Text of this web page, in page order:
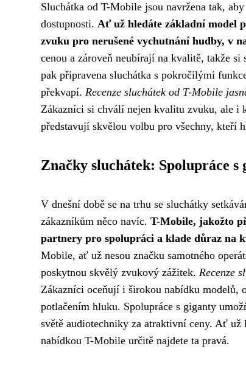
Sluchátka od T-Mobile jsou navržena tak,
dostupnosti. Ať už hledáte základní model
zvuku pro nerušené vychutnání hudby, v
cenou a zároveň neubírají na kvalitě, takže
pak připravena sluchátka s pokročilými
překvapí. Recenze sluchátek od T-Mobile
Zákazníci si chválí nejen kvalitu zvuku, ale i
představují skvělou volbu pro všechny, kteří
Značky sluchátek: Spolupráce s
V dnešní době se na trhu se sluchátky
zákazníkům něco navíc. T-Mobile, jakožto
partnery pro spolupráci a klade důraz na
Mobile, ať už nesou značku samotného
poskytnou skvělý zvukový zážitek. Recenze
Zákazníci oceňují i širokou nabídku modelů,
potlačením hluku. Spolupráce s giganty
světě audiotechniky za atraktivní ceny. Ať už
nabídkou T-Mobile určitě najdete ta pravá.